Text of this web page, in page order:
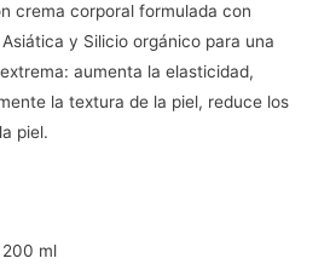
crema corporal formulada con
Asiática y Silicio orgánico para una
aumenta la elasticidad,
la textura de la piel, reduce los
piel.
200 ml